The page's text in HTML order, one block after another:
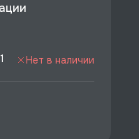
Нет в наличии